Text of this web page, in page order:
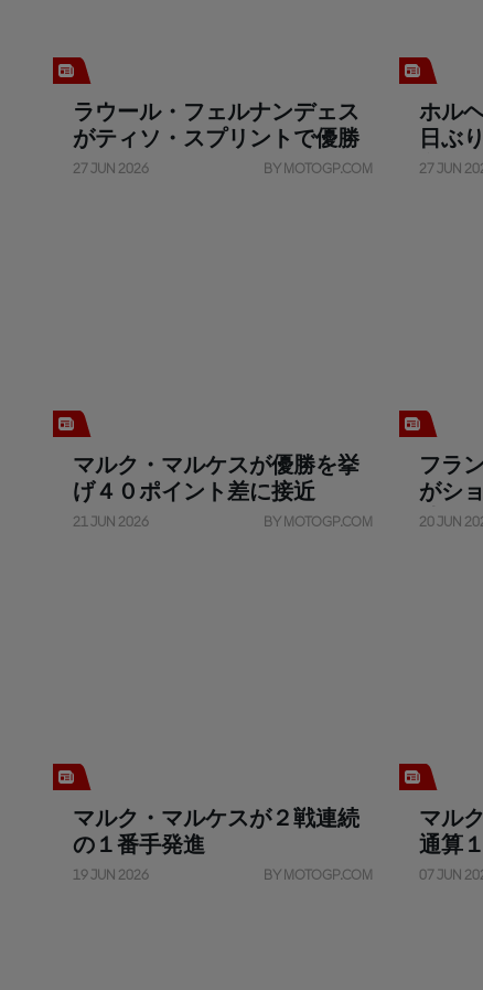
ラウール・フェルナンデェス
がティソ・スプリントで優勝
27 JUN 2026 BY MOTOGP.COM
ホル
日ぶ
奪取
27 JUN
マルク・マルケスが優勝を挙
げ４０ポイント差に接近
21 JUN 2026 BY MOTOGP.COM
フラ
がシ
勝
20 JUN
マルク・マルケスが２戦連続
の１番手発進
19 JUN 2026 BY MOTOGP.COM
マル
通算
07 JUN